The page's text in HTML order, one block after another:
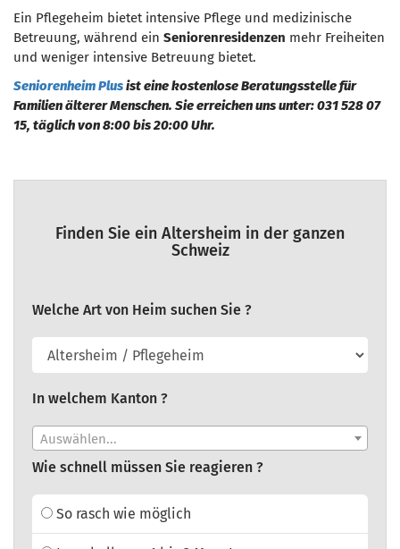
Ein Pflegeheim bietet intensive Pflege und medizinische
Betreuung, während ein Seniorenresidenzen mehr Freiheiten
und weniger intensive Betreuung bietet.
Seniorenheim Plusist eine kostenlose Beratungsstelle für
Familien älterer Menschen. Sie erreichen uns unter: 031 528 07
15, täglich von 8:00 bis 20:00 Uhr.
Finden Sie ein Altersheim in der ganzen
Schweiz
Welche Art von Heim suchen Sie ?
In welchem Kanton ?
Auswählen...
Wie schnell müssen Sie reagieren ?
So rasch wie möglich